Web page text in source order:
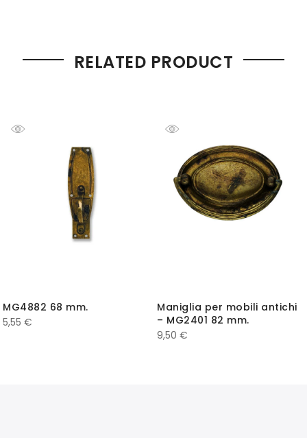
RELATED PRODUCT
MG4882 68 mm.
5,55 €
Maniglia per mobili antichi
– MG2401 82 mm.
9,50 €